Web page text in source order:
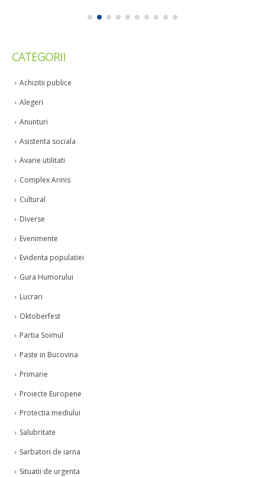
CATEGORII
Achizitii publice
Alegeri
Anunturi
Asistenta sociala
Avarie utilitati
Complex Arinis
Cultural
Diverse
Evenimente
Evidenta populatiei
Gura Humorului
Lucrari
Oktoberfest
Partia Soimul
Paste in Bucovina
Primarie
Proiecte Europene
Protectia mediului
Salubritate
Sarbatori de iarna
Situatii de urgenta